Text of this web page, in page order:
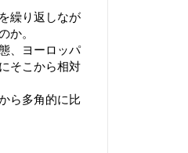
繰り返しなが
か。
、ヨーロッパ
そこから相対
ら多角的に比